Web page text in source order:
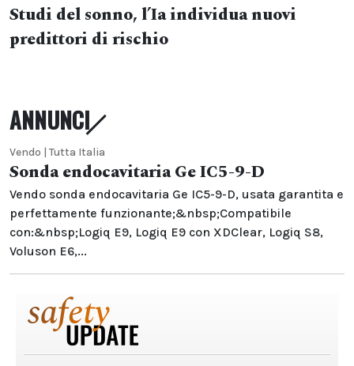
Studi del sonno, l’Ia individua nuovi
predittori di rischio
ANNUNCI
Vendo | Tutta Italia
Sonda endocavitaria Ge IC5-9-D
Vendo sonda endocavitaria Ge IC5-9-D, usata garantita e
perfettamente funzionante;&nbsp;Compatibile
con:&nbsp;Logiq E9, Logiq E9 con XDClear, Logiq S8,
Voluson E6,...